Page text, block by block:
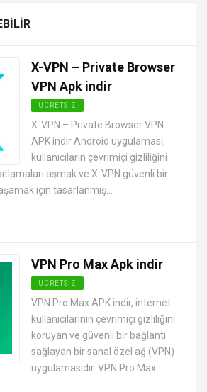
X-VPN – Private Browser
VPN Apk indir
ÜCRETSIZ
ANDROID VPN APK
UYGULAMALARI ÜCRETSIZ
X-VPN – Private Browser VPN
APK indir Android uygulaması,
kullanıcıların çevrimiçi gizliliğini
aşmak ve X-VPN güvenli bir
için tasarlanmış...
VPN Pro Max Apk indir
ÜCRETSIZ
ANDROID VPN APK
UYGULAMALARI ÜCRETSIZ
VPN Pro Max APK indir, internet
kullanıcılarının çevrimiçi gizliliğini
koruyan ve güvenli bir bağlantı
sağlayan bir sanal özel ağ (VPN)
uygulamasıdır. VPN Pro Max